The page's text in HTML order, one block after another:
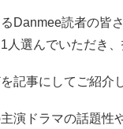
Danmee読者の皆
人選んでいただき、
記事にしてご紹介
演ドラマの話題性